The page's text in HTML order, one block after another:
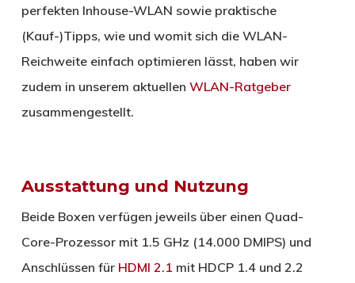
perfekten Inhouse-WLAN sowie praktische
(Kauf-)Tipps, wie und womit sich die WLAN-
Reichweite einfach optimieren lässt, haben wir
zudem in unserem aktuellen WLAN-Ratgeber
zusammengestellt.
Ausstattung und Nutzung
Beide Boxen verfügen jeweils über einen Quad-
Core-Prozessor mit 1.5 GHz (14.000 DMIPS) und
Anschlüssen für HDMI 2.1 mit HDCP 1.4 und 2.2